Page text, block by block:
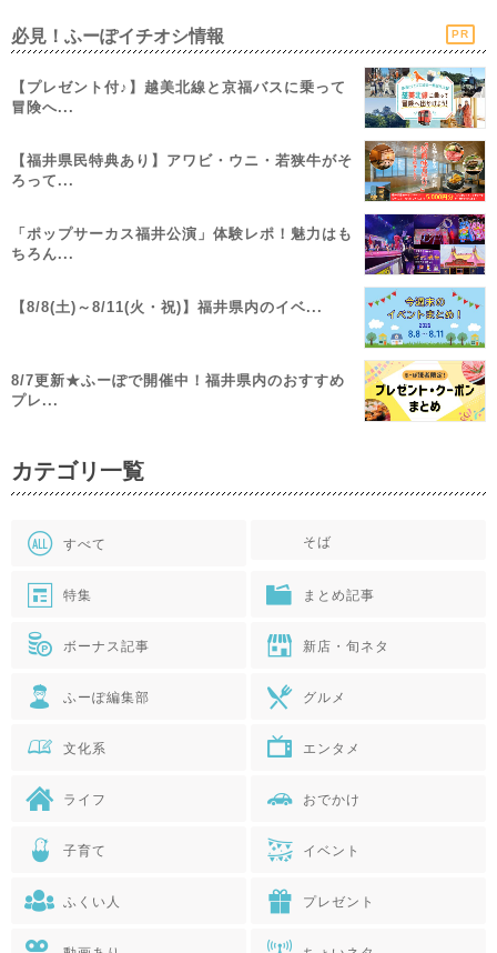
必見！ふーぽイチオシ情報 PR
【プレゼント付♪】越美北線と京福バスに乗って
冒険へ...
【福井県民特典あり】アワビ・ウニ・若狭牛がそ
ろって...
「ポップサーカス福井公演」体験レポ！魅力はも
ちろん...
【8/8(土)～8/11(火・祝)】福井県内のイベ...
8/7更新★ふーぽで開催中！福井県内のおすすめ
プレ...
カテゴリ一覧
すべて そば
特集 まとめ記事
ボーナス記事 新店・旬ネタ
ふーぽ編集部 グルメ
文化系 エンタメ
ライフ おでかけ
子育て イベント
ふくい人 プレゼント